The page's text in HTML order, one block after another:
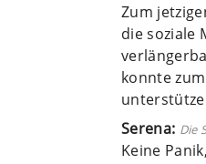
Zum
die soziale
konnte
Serena: Die
Keine